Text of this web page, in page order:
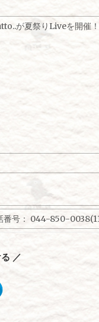
が夏祭りLiveを開催
番号： 044-850-
／